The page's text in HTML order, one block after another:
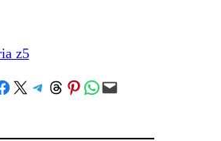
z5
on Facebook
Share on X Share on Telegram
Share on Threads
Share on Pinterest
Share on WhatsApp
Email this Page